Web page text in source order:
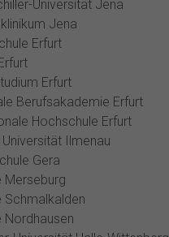
Universität Jena
Jena
Erfurt
Erfurt
Berufsakademie Erfurt
Hochschule Erfurt
Ilmenau
Gera
Merseburg
Schmalkalden
Nordhausen